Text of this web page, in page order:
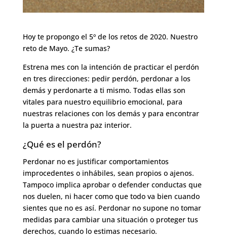
Hoy te propongo el 5º de los retos de 2020. Nuestro
reto de Mayo. ¿Te sumas?
Estrena mes con la intención de practicar el perdón
en tres direcciones: pedir perdón, perdonar a los
demás y perdonarte a ti mismo. Todas ellas son
vitales para nuestro equilibrio emocional, para
nuestras relaciones con los demás y para encontrar
la puerta a nuestra paz interior.
¿Qué es el perdón?
Perdonar no es justificar comportamientos
improcedentes o inhábiles, sean propios o ajenos.
Tampoco implica aprobar o defender conductas que
nos duelen, ni hacer como que todo va bien cuando
sientes que no es así. Perdonar no supone no tomar
medidas para cambiar una situación o proteger tus
derechos, cuando lo estimas necesario.